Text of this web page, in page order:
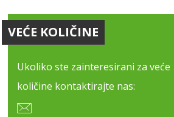
VEĆE KOLIČINE
Ukoliko ste zainteresirani za veće
količine kontaktirajte nas: